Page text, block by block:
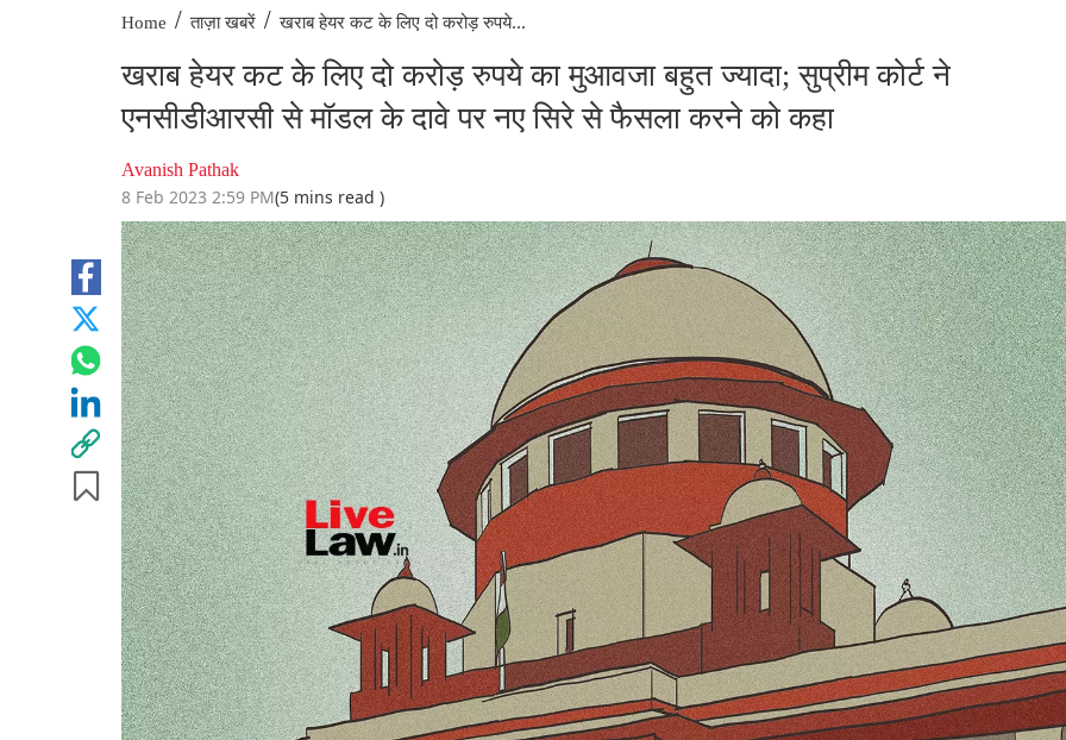
Home / ताज़ा खबरें / खराब हेयर कट के लिए दो करोड़ रुपये...
खराब हेयर कट के लिए दो करोड़ रुपये का मुआवजा बहुत ज्यादा; सुप्रीम कोर्ट ने
एनसीडीआरसी से मॉडल के दावे पर नए सिरे से फैसला करने को कहा
Avanish Pathak
8 Feb 2023 2:59 PM(5 mins read )